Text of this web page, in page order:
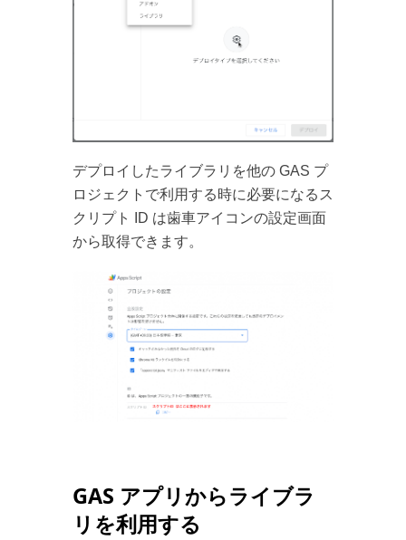
デプロイしたライブラリを他の GAS プ
ロジェクトで利用する時に必要になるス
クリプト ID は歯車アイコンの設定画面
から取得できます。
GAS アプリからライブラ
リを利用する